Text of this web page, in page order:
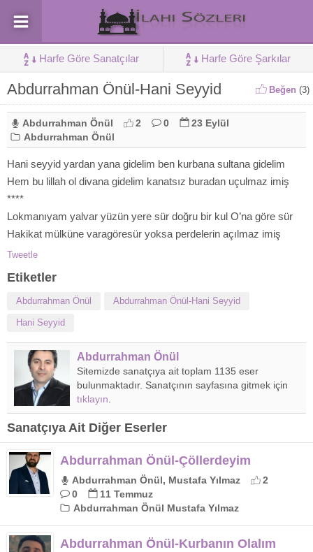
Harfe Göre Sanatçılar Harfe Göre Şarkılar
Abdurrahman Önül-Hani Seyyid Beğen (3)
Abdurrahman Önül 2 0
23 Eylül
Abdurrahman Önül
Hani seyyid yardan yana gidelim ben kurbana sultana gidelim
Hem bu lillah ol divana gidelim kanatsız buradan uçulmaz imiş
****
Lokmanıyam yalvar yüzün yere sür doğru bir kul O’na göre sür
Hakikat mülküne varagöresür yoksa perdelerin açılmaz imiş
Tweetle
Etiketler
Abdurrahman Önül Abdurrahman Önül-Hani Seyyid
Hani Seyyid
Abdurrahman Önül
Sitemizde sanatçıya ait toplam 1135 eser
bulunmaktadır. Sanatçının sayfasına gitmek için
tıklayın
Sanatçıya Ait Diğer Eserler
Abdurrahman Önül-Çöllerdeyim
Abdurrahman Önül, Mustafa Yılmaz
2
0
11 Temmuz
Abdurrahman Önül Mustafa Yılmaz
Abdurrahman Önül-Kurbanın Olalım